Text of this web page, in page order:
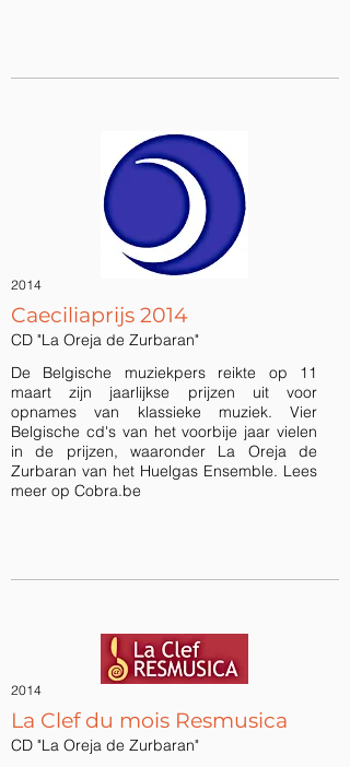
2014
Caeciliaprijs 2014
CD "La Oreja de Zurbaran"
De Belgische muziekpers reikte op 11
maart zijn jaarlijkse prijzen uit voor
opnames van klassieke muziek. Vier
Belgische cd's van het voorbije jaar vielen
in de prijzen, waaronder La Oreja de
Zurbaran van het Huelgas Ensemble. Lees
meer op Cobra.be
2014
La Clef du mois Resmusica
CD "La Oreja de Zurbaran"